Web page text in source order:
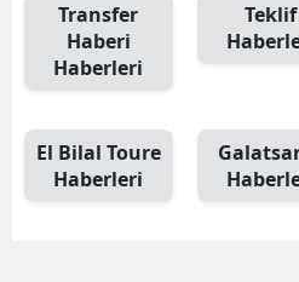
Transfer
Haberi
Haberleri
Teklif
El Bilal Toure
Haberleri